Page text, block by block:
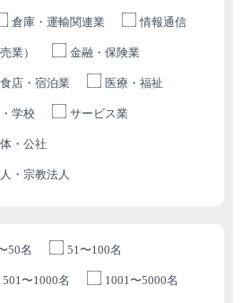
倉庫・運輸関連業 情報通信
業） 金融・保険業
店・宿泊業 医療・福祉
学校 サービス業
・公社
・宗教法人
50名 51〜100名
501〜1000名 1001〜5000名